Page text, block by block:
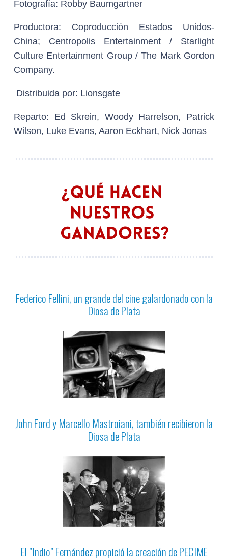
Fotografía: Robby Baumgartner
Productora: Coproducción Estados Unidos-
China; Centropolis Entertainment / Starlight
Culture Entertainment Group / The Mark Gordon
Company.
Distribuida por: Lionsgate
Reparto: Ed Skrein, Woody Harrelson, Patrick
Wilson, Luke Evans, Aaron Eckhart, Nick Jonas
Federico Fellini, un grande del cine galardonado con la
Diosa de Plata
John Ford y Marcello Mastroiani, también recibieron la
Diosa de Plata
El ”Indio” Fernández propició la creación de PECIME